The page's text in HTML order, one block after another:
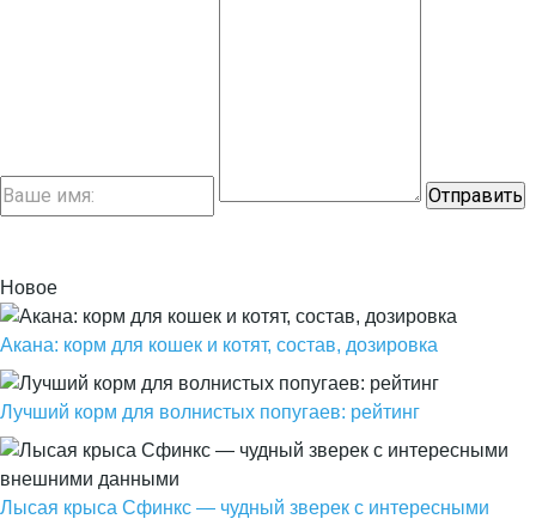
Новое
Акана: корм для кошек и котят, состав, дозировка
Лучший корм для волнистых попугаев: рейтинг
Лысая крыса Сфинкс — чудный зверек с интересными